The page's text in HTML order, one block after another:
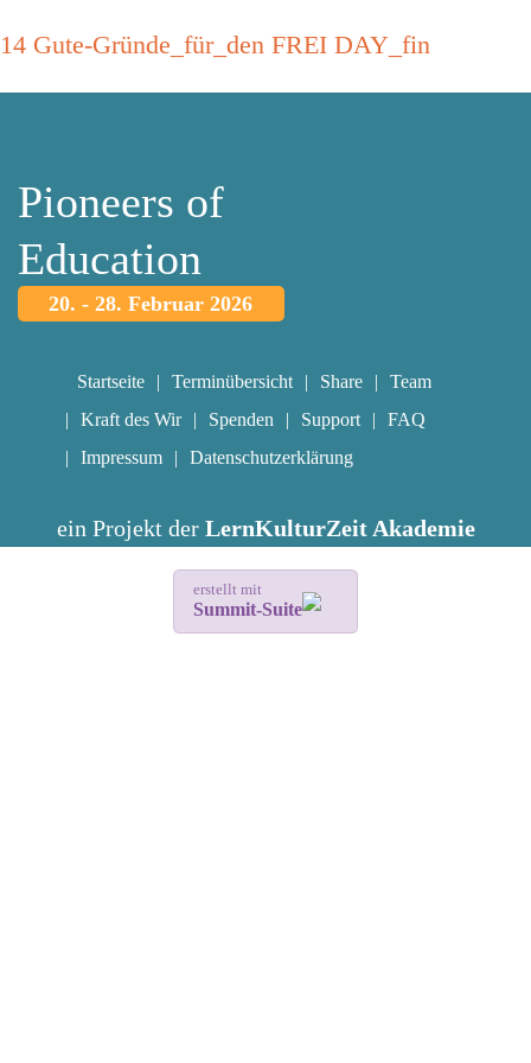
14 Gute-Gründe_für_den FREI DAY_fin
Pioneers of
Education
20. - 28. Februar 2026
Startseite Terminübersicht Share
Team
Kraft des Wir
Spenden Support
FAQ
Impressum
Datenschutzerklärung
ein Projekt der LernKulturZeit Akademie
erstellt mit
Summit-Suite